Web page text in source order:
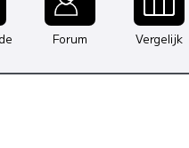
Forum Vergelijk